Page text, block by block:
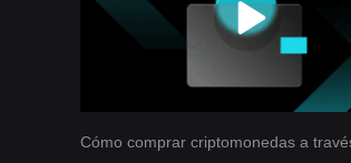
Cómo comprar criptomonedas a